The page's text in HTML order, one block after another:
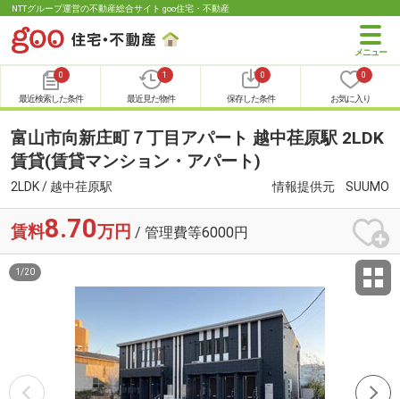
NTTグループ運営の不動産総合サイト goo住宅・不動産
0
最近検索した条件
1
最近見た物件
0
保存した条件
0
お気に入り
富山市向新庄町７丁目アパート 越中荏原駅 2LDK
賃貸(賃貸マンション・アパート)
2LDK / 越中荏原駅 情報提供元 SUUMO
賃料8.70万円 / 管理費等6000円
1 /20